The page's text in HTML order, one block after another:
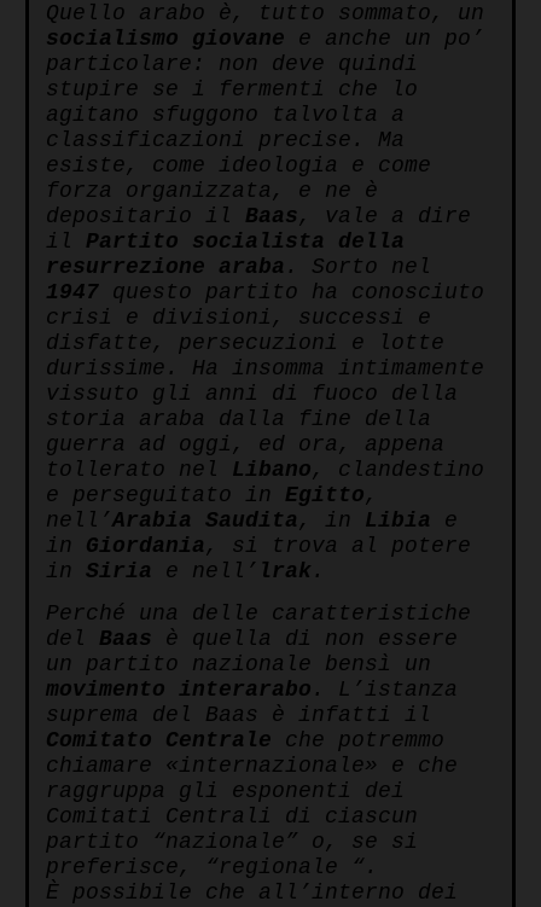
Quello arabo è, tutto sommato, un
socialismo
giovane e anche un po’
particolare: non deve quindi
stupire se i fermenti che lo
agitano sfuggono talvolta a
classificazioni precise. Ma
esiste, come ideologia e come
forza organizzata, e ne è
depositario il Baas , vale a dire
il Partito socialista della
resurrezione araba . Sorto nel
1947 questo partito ha conosciuto
crisi e divisioni, successi e
disfatte, persecuzioni e lotte
durissime. Ha insomma intimamente
vissuto gli anni di fuoco della
storia araba dalla fine della
guerra ad oggi, ed ora, appena
tollerato nel Libano, clandestino
e perseguitato in Egitto,
nell’Arabia Saudita , in Libia e
in Giordania , si trova al potere
in Siria e nell’ lrak .
Perché una delle caratteristiche
del Baas è quella di non essere
un partito nazionale bensì un
movimento interarabo . L’istanza
suprema del Baas è infatti il
Comitato Centrale che potremmo
chiamare «internazionale» e che
raggruppa gli esponenti dei
Comitati Centrali di ciascun
partito “nazionale” o, se si
preferisce, “regionale “.
È possibile che all’interno dei